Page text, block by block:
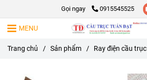
Gọi ngay 0915545525
MENU
Trang chủ / Sản phẩm / Ray điện cầu trục